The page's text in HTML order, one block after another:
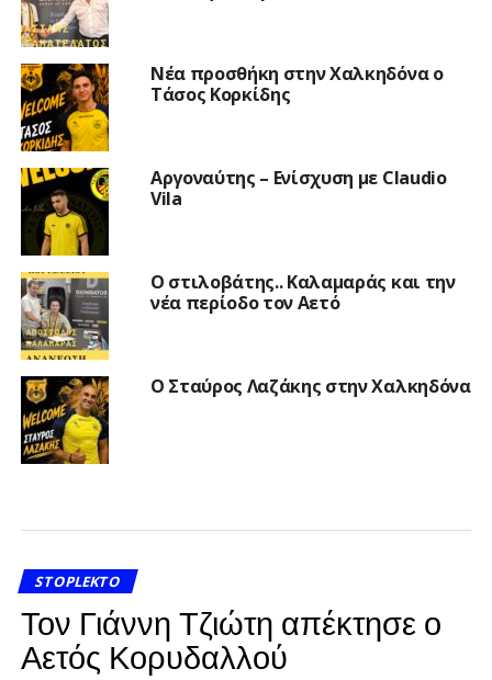
Νέα προσθήκη στην Χαλκηδόνα ο
Τάσος Κορκίδης
Αργοναύτης – Ενίσχυση με Claudio
Vila
Ο στιλοβάτης.. Καλαμαράς και την
νέα περίοδο τον Αετό
Ο Σταύρος Λαζάκης στην Χαλκηδόνα
STOPLEKTO
Τον Γιάννη Τζιώτη απέκτησε ο
Αετός Κορυδαλλού